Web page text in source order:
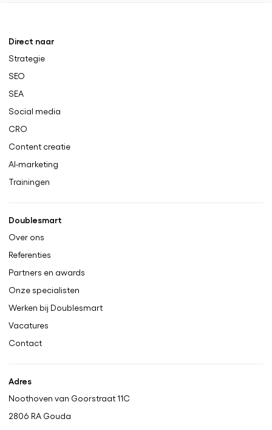
Direct naar
Strategie
SEO
SEA
Social media
CRO
Content creatie
AI-marketing
Trainingen
Doublesmart
Over ons
Referenties
Partners en awards
Onze specialisten
Werken bij Doublesmart
Vacatures
Contact
Adres
Noothoven van Goorstraat 11C
2806 RA Gouda